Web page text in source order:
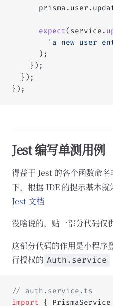
      expect
(service.
'a new user
      );
    });
  });
});
Jest 编写单测用例
得益于 Jest 的各个函数命
下，根据 IDE 的提示基本
Jest 文档
没啥说的，贴一部分代码仅
这部分代码的作用是小程序
行授权的 Auth.service
// auth.service.ts
import {